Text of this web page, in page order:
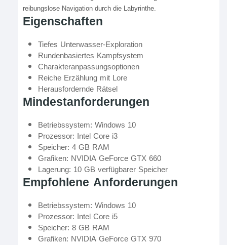
reibungslose Navigation durch die Labyrinthe.
Eigenschaften
Tiefes Unterwasser-Exploration
Rundenbasiertes Kampfsystem
Charakteranpassungsoptionen
Reiche Erzählung mit Lore
Herausfordernde Rätsel
Mindestanforderungen
Betriebssystem: Windows 10
Prozessor: Intel Core i3
Speicher: 4 GB RAM
Grafiken: NVIDIA GeForce GTX 660
Lagerung: 10 GB verfügbarer Speicher
Empfohlene Anforderungen
Betriebssystem: Windows 10
Prozessor: Intel Core i5
Speicher: 8 GB RAM
Grafiken: NVIDIA GeForce GTX 970